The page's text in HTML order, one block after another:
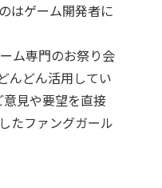
はゲーム開発者に
ム専門のお祭り会
んどん活用してい
見や要望を直接
たファングガール